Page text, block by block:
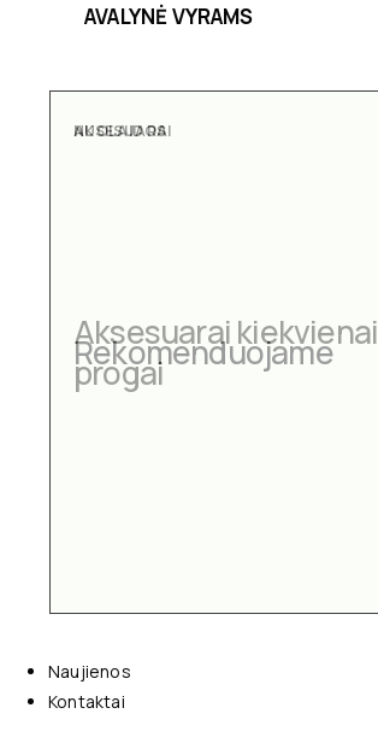
AVALYNĖ VYRAMS
AKSESUARAI
Aksesuarai kiekvienai
progai
Naujienos
Kontaktai